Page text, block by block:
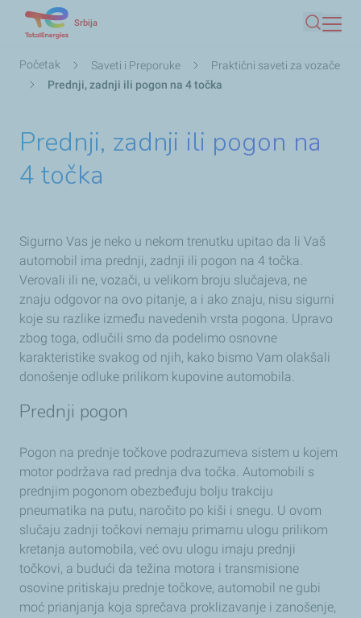
main
content
Srbija
Pretraga
Мрвице
Početak Saveti i Preporuke
Praktični saveti za vozače
Prednji, zadnji ili pogon na 4 točka
Prednji, zadnji ili pogon na
4 točka
Sigurno Vas je neko u nekom trenutku upitao da li Vaš
automobil ima prednji, zadnji ili pogon na 4 točka.
Verovali ili ne, vozači, u velikom broju slučajeva, ne
znaju odgovor na ovo pitanje, a i ako znaju, nisu sigurni
koje su razlike između navedenih vrsta pogona. Upravo
zbog toga, odlučili smo da podelimo osnovne
karakteristike svakog od njih, kako bismo Vam olakšali
donošenje odluke prilikom kupovine automobila.
Prednji pogon
Pogon na prednje točkove podrazumeva sistem u kojem
motor podržava rad prednja dva točka. Automobili s
prednjim pogonom obezbeđuju bolju trakciju
pneumatika na putu, naročito po kiši i snegu. U ovom
slučaju zadnji točkovi nemaju primarnu ulogu prilikom
kretanja automobila, već ovu ulogu imaju prednji
točkovi, a budući da težina motora i transmisione
osovine pritiskaju prednje točkove, automobil ne gubi
moć prianjanja koja sprečava proklizavanje i zanošenje,